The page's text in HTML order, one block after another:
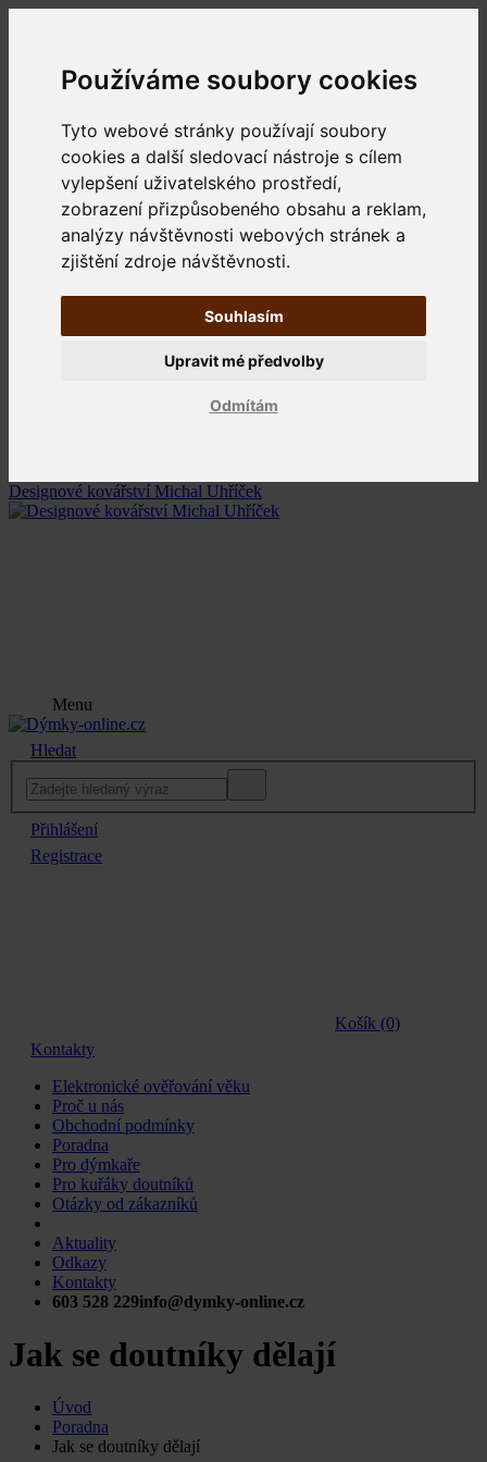
Používáme soubory cookies
Tyto webové stránky používají soubory
cookies a další sledovací nástroje s cílem
vylepšení uživatelského prostředí,
zobrazení přizpůsobeného obsahu a reklam,
analýzy návštěvnosti webových stránek a
zjištění zdroje návštěvnosti.
Souhlasím
Odmítám
Upravit mé předvolby
Designové kovářství Michal Uhříček
Menu
Hledat
Přihlášení
Registrace
Košík (0)
Kontakty
Elektronické ověřování věku
Proč u nás
Obchodní podmínky
Poradna
Pro dýmkaře
Pro kuřáky doutníků
Otázky od zákazníků
Aktuality
Odkazy
Kontakty
603 528 229info@dymky-online.cz
Jak se doutníky dělají
Úvod
Poradna
Jak se doutníky dělají